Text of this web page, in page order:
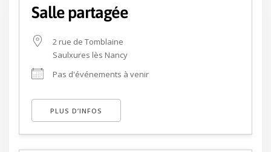
Salle partagée
2 rue de Tomblaine
Saulxures lès Nancy
Pas d'événements à venir
PLUS D’INFOS